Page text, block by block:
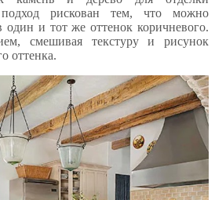
подход рискован тем, что можно
один и тот же оттенок коричневого.
смешивая текстуру и рисунок
оттенка.